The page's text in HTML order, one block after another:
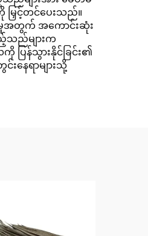
မြှင့်တင်ပေးသည်။
မှုအတွက် အကောင်းဆုံး
သည်များက
ပြန်သွားနိုင်ခြင်း၏
းနေရာများသို့